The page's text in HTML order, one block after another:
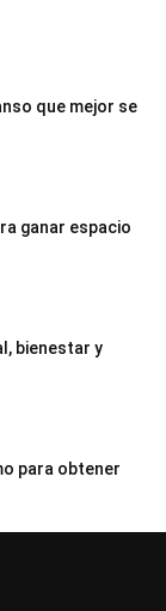
que mejor se
ganar espacio
bienestar y
para obtener